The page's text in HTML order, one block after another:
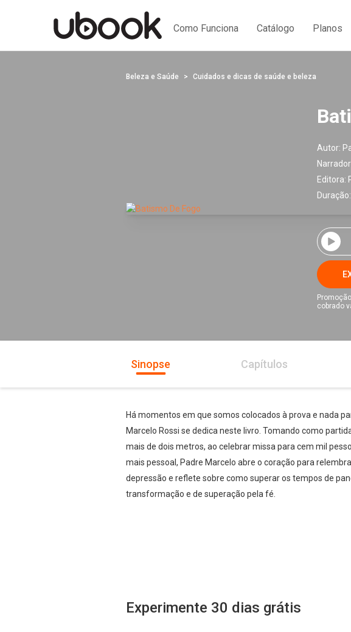
Como Funciona Catálogo Planos
Beleza e Saúde Cuidados e dicas de saúde e beleza
Autor:
Editora:
cobrado
Sinopse Capítulos
Há momentos em que somos colocados à prova e nada
Marcelo Rossi se dedica neste livro. Tomando como
mais de dois metros, ao celebrar missa para cem mil
mais pessoal, Padre Marcelo abre o coração para
depressão e reflete sobre como superar os tempos de
transformação e de superação pela fé.
Experimente 30 dias grátis